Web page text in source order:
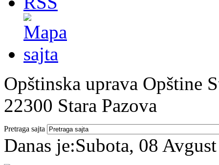
Opštinska uprava Opštine
22300 Stara Pazova
Pretraga sajta
Danas je:Subota, 08